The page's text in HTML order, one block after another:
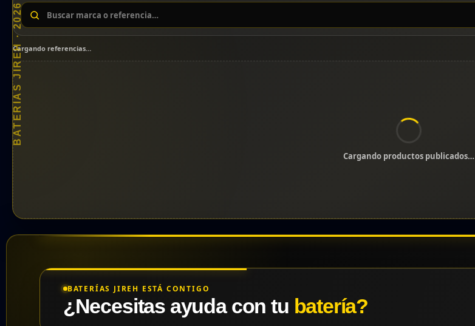
BATERÍAS JIREH · 2026
Cargando referencias…
Cargando productos publicados…
BATERÍAS JIREH ESTÁ CONTIGO
¿Necesitas ayuda con tu batería?